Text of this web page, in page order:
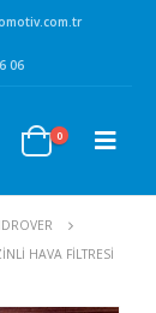
06
0
HAVA FILTRESI